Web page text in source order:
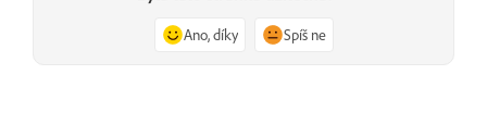
Ano, díky Spíš ne